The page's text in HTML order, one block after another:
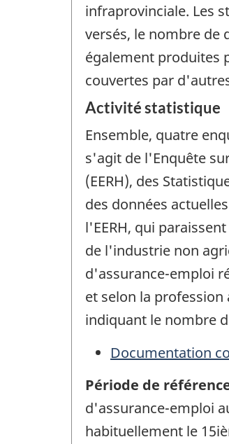
infraprovinciale. Les
versés, le nombre de
également produites
couvertes par
Activité statistique
Ensemble, quatre
s'agit de l'Enquête
(EERH), des
des données
l'EERH, qui
de l'industrie non
d'assurance-emploi
et selon la
indiquant le nombre
Documentation
Période de
d'assurance-emploi
habituellement le